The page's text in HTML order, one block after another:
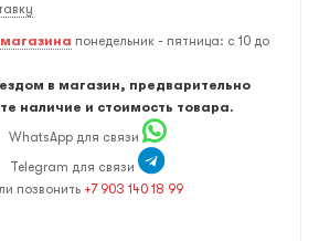
понедельник - пятница: с 10 до
в магазин, предварительно
наличие и стоимость товара.
WhatsApp для связи
Telegram для связи
позвонить +7 903 140 18 99